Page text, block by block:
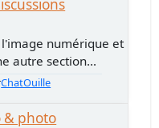
numérique et
autre section...
ChatOuille
& photo